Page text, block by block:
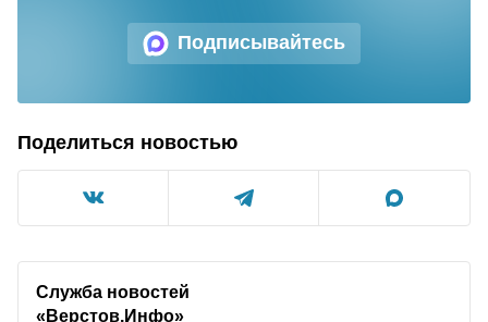
Подписывайтесь
Поделиться новостью
Служба новостей
«Верстов.Инфо»